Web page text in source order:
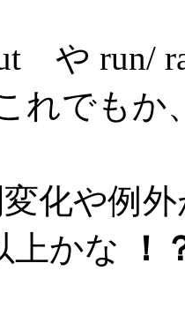
や run/
れでもか
や例外
上かな